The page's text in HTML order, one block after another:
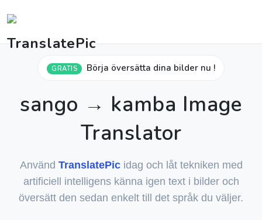
GRATIS Börja översätta dina bilder nu !
sango → kamba Image
Translator
Använd TranslatePicidag och låt tekniken med
artificiell intelligens känna igen text i bilder och
översätt den sedan enkelt till det språk du väljer.